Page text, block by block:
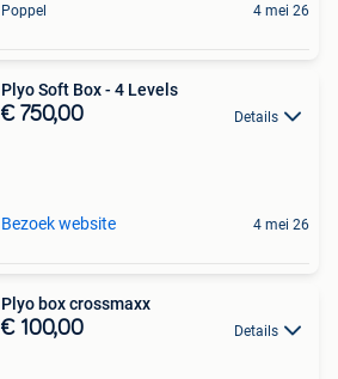
Poppel 4 mei 26
Plyo Soft Box - 4 Levels
€ 750,00 Details
Bezoek website 4 mei 26
Plyo box crossmaxx
€ 100,00 Details